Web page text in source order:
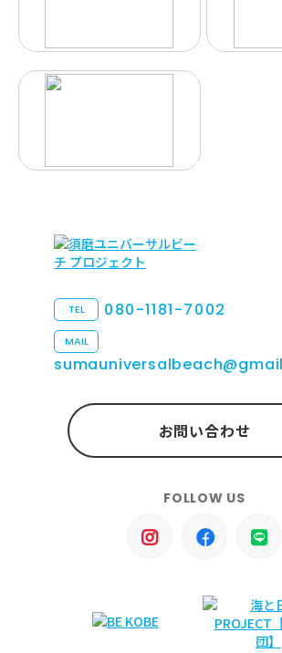
TEL 080-1181-7002
MAIL
お問い合わせ
FOLLOW US